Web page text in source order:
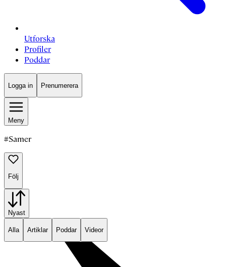
Utforska
Profiler
Poddar
Logga in Prenumerera
Meny
#Samer
Följ
Nyast
Alla Artiklar Poddar Videor